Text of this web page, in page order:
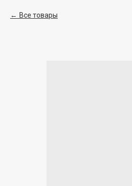
Все товары